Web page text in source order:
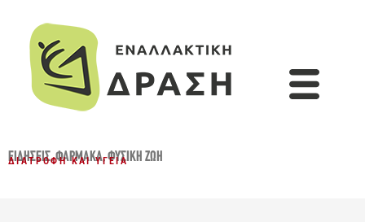
ΕΙΔΉΣΕΙΣ,ΦΆΡΜΑΚΑ,ΦΥΣΙΚΉ ΖΩΉ
ΔΙΑΤΡΟΦΉ ΚΑΙ ΥΓΕΊΑ